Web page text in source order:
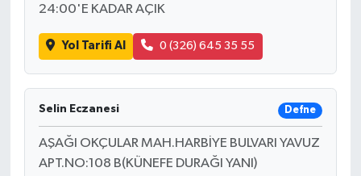
24:00'E KADAR AÇIK
Yol Tarifi Al 0 (326) 645 35 55
Selin Eczanesi Defne
AŞAĞI OKÇULAR MAH.HARBİYE BULVARI YAVUZ
APT.NO:108 B(KÜNEFE DURAĞI YANI)